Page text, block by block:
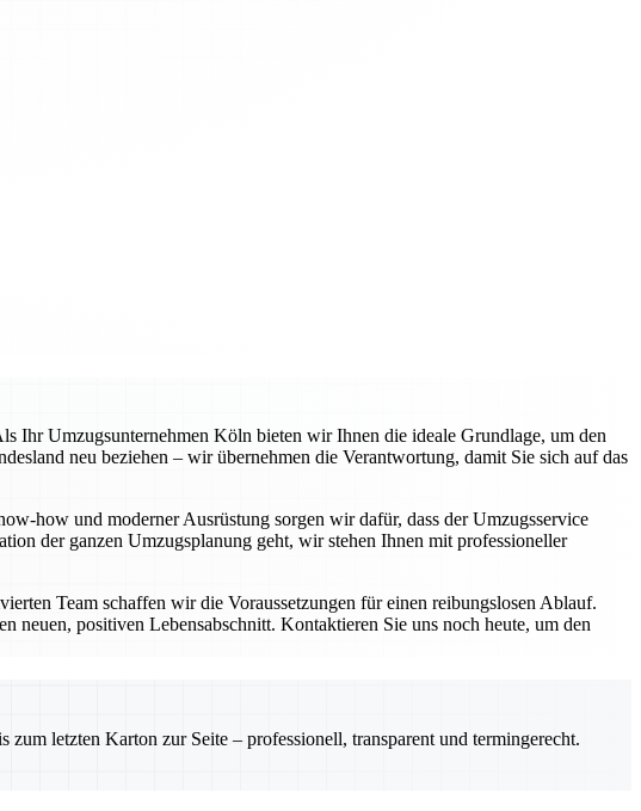
Ihr Umzugsunternehmen Köln bieten wir Ihnen die ideale Grundlage, um den
neu beziehen – wir übernehmen die Verantwortung, damit Sie sich auf das
how und moderner Ausrüstung sorgen wir dafür, dass der Umzugsservice
der ganzen Umzugsplanung geht, wir stehen Ihnen mit professioneller
Team schaffen wir die Voraussetzungen für einen reibungslosen Ablauf.
neuen, positiven Lebensabschnitt. Kontaktieren Sie uns noch heute, um den
zum letzten Karton zur Seite – professionell, transparent und termingerecht.